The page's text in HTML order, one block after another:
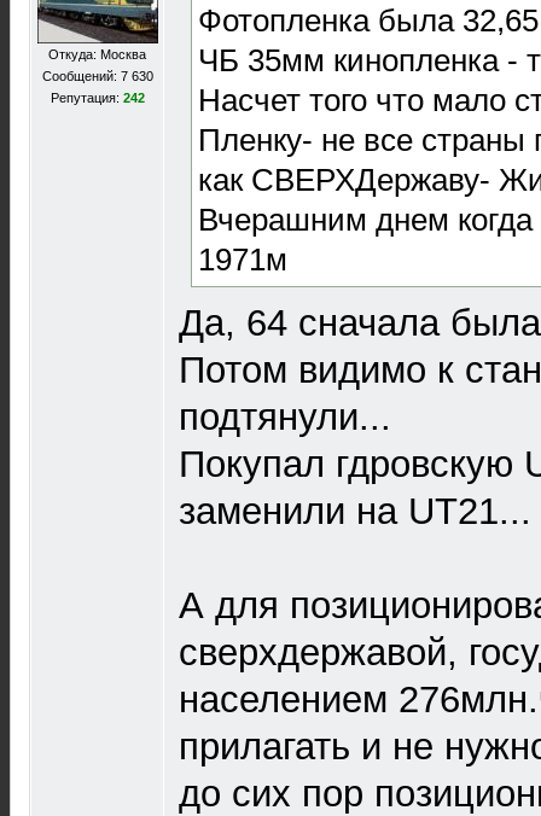
Откуда: Москва
Сообщений: 7 630
Репутация: 242
Фотопленка была
ЧБ 35мм кинопленка -
Насчет того что мало
Пленку- не все страны
как СВЕРХДержаву-
Вчерашним днем когда
1971м
Да, 64 сначала
Потом видимо к
подтянули...
Покупал гдровскую
заменили на
А для
сверхдержавой,
населением
прилагать и не
до сих пор